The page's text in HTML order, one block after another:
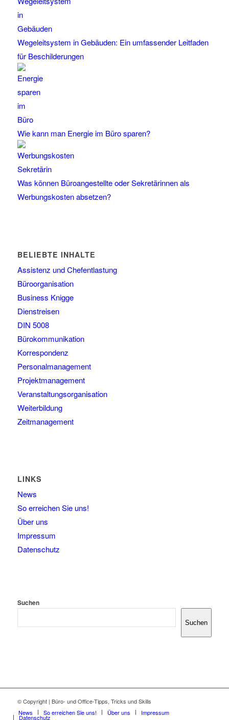
Wegeleitsystem in Gebäuden: Ein umfassender Leitfaden
für Beschilderungen
Wie kann man Energie im Büro sparen?
Was können Büroangestellte oder Sekretärinnen als
Werbungskosten absetzen?
BELIEBTE INHALTE
Assistenz und Chefentlastung
Büroorganisation
Business Knigge
Dienstreisen
DIN 5008
Bürokommunikation
Korrespondenz
Personalmanagement
Projektmanagement
Veranstaltungsorganisation
Weiterbildung
Zeitmanagement
LINKS
News
So erreichen Sie uns!
Über uns
Impressum
Datenschutz
Suchen
Suchen
© Copyright | Büro- und Office-Tipps, Tricks und Skills
News
So erreichen Sie uns! Über uns Impressum
Datenschutz